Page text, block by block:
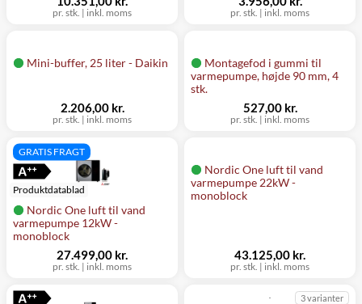
pr. stk. | inkl. moms pr. stk. | inkl. moms
Mini-buffer, 25 liter - Daikin
pr. stk. | inkl. moms
2.206,00 kr.
Montagefod i gummi til
varmepumpe, højde 90 mm, 4
stk.
pr. stk. | inkl. moms
527,00 kr.
Nordic One luft til vand
varmepumpe 12kW -
monoblock
Produktdatablad
GRATIS FRAGT
pr. stk. | inkl. moms
27.499,00 kr.
Nordic One luft til vand
varmepumpe 22kW -
monoblock
pr. stk. | inkl. moms
43.125,00 kr.
3 varianter